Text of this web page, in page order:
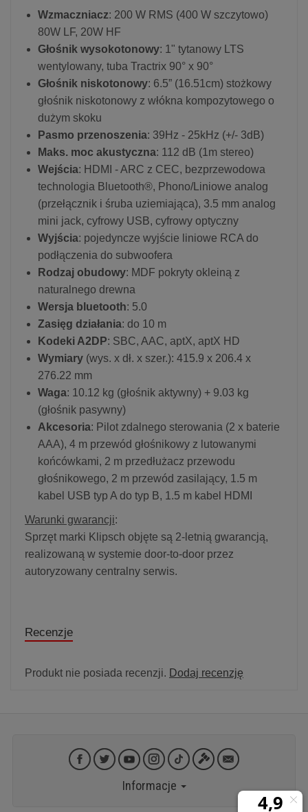
Wzmaczniacz: 200 W RMS (400 W szczytowo)
80W LF, 20W HF
Głośnik wysokotonowy: 1" tytanowy LTS
wentylowany, tuba Tractrix 90° x 90°
Głośnik niskotonowy: 6.5” (16.51cm) stożkowy
głośnik niskotonowy z włókna kompozytowego o
dużym skoku
Pasmo przenoszenia: 39Hz - 25kHz (+/- 3dB)
Maks. moc akustyczna: 112 dB (1m stereo)
Wejścia: HDMI - ARC z CEC, bezprzewodowa
technologia Bluetooth®, Phono/Liniowe analog
(przełącznik i śruba uziemiająca), 3.5 mm analog
mini jack, cyfrowy USB, cyfrowy optyczny
Wyjścia: pojedyncze wyjście liniowe RCA do
podłączenia do subwoofera
Rodzaj obudowy: MDF pokryty okleiną z
naturalnego drewna
Wersja bluetooth: 5.0
Zasięg działania: do 10 m
Kodeki A2DP: SBC, AAC, aptX, aptX HD
Wymiary (wys. x dł. x szer.): 415.9 x 206.4 x
276.22 mm
Waga: 10.12 kg (głośnik aktywny) + 9.03 kg
(głośnik pasywny)
Akcesoria: Pilot zdalnego sterowania (2 x baterie
AAA), 4 m przewód głośnikowy z lutowanymi
końcówkami, 2 m przedłużacz przewodu
głośnikowego, 2 m przewód zasilający, 1.5 m
kabel USB typ A do typ B, 1.5 m kabel HDMI
Warunki gwarancji:
Sprzęt marki Klipsch objęte są 2-letnią gwarancją,
realizowaną w systemie door-to-door przez
autoryzowany centralny serwis.
Recenzje
Produkt nie posiada recenzji. Dodaj recenzję
Informacje